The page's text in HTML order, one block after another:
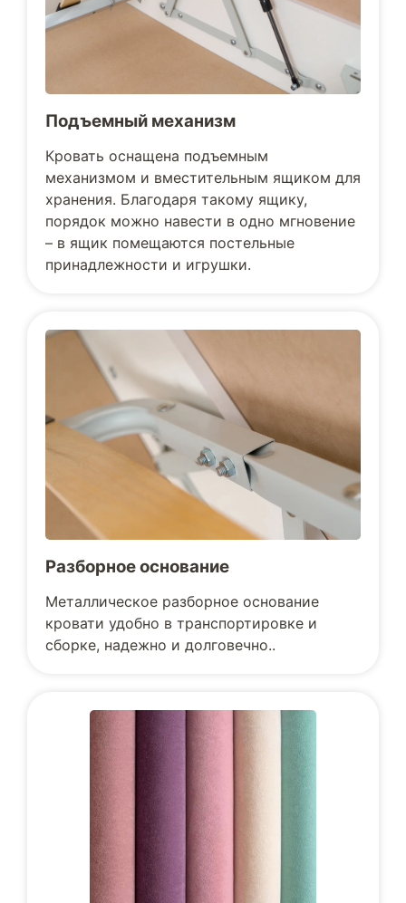
Подъемный механизм
Кровать оснащена подъемным
механизмом и вместительным ящиком для
хранения. Благодаря такому ящику,
порядок можно навести в одно мгновение
– в ящик помещаются постельные
принадлежности и игрушки.
Разборное основание
Металлическое разборное основание
кровати удобно в транспортировке и
сборке, надежно и долговечно..